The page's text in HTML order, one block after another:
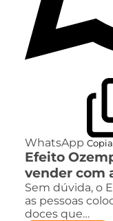
WhatsApp
Efeito
vender com
Sem dúvida, o
as pessoas
doces que…